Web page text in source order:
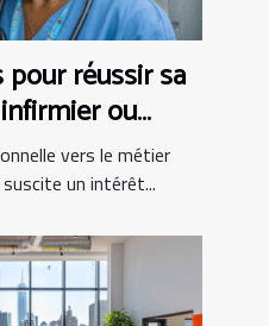
réussir sa
ou
vers le métier
un intérêt...